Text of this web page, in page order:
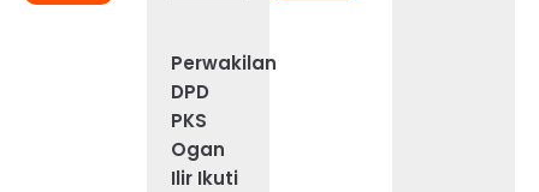
Perwakilan
DPD
PKS
Ogan
Ilir Ikuti